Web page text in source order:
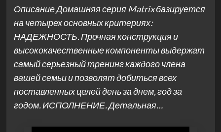
Описание Домашняя серия Matrix базируется
на четырех основных критериях:
НАДЕЖНОСТЬ. Прочная конструкция и
высококачественные компоненты выдержат
самый серьезный тренинг каждого члена
вашей семьи и позволят добиться всех
поставленных целей день за днем, год за
годом. ИСПОЛНЕНИЕ. Детальная…